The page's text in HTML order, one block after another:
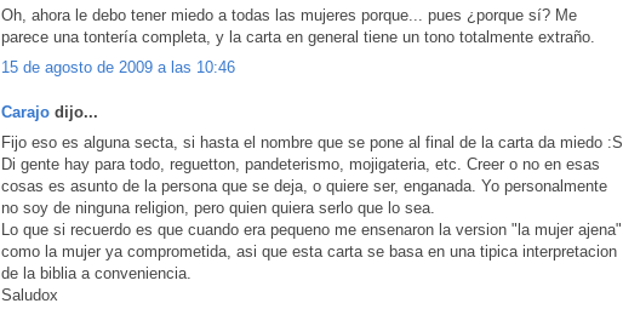
Oh, ahora le debo tener miedo a todas las mujeres porque... pues ¿porque sí? Me
parece una tontería completa, y la carta en general tiene un tono totalmente extraño.
15 de agosto de 2009 a las 10:46
Carajo dijo...
Fijo eso es alguna secta, si hasta el nombre que se pone al final de la carta da miedo :S
Di gente hay para todo, reguetton, pandeterismo, mojigateria, etc. Creer o no en esas
cosas es asunto de la persona que se deja, o quiere ser, enganada. Yo personalmente
no soy de ninguna religion, pero quien quiera serlo que lo sea.
Lo que si recuerdo es que cuando era pequeno me ensenaron la version "la mujer ajena"
como la mujer ya comprometida, asi que esta carta se basa en una tipica interpretacion
de la biblia a conveniencia.
Saludox